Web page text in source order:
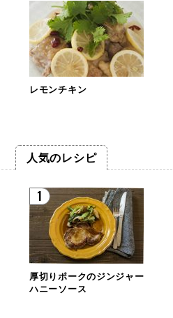
レモンチキン
人気のレシピ
1
厚切りポークのジンジャー
ハニーソース